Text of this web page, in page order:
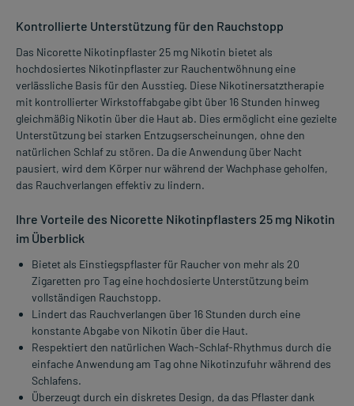
Kontrollierte Unterstützung für den Rauchstopp
Das Nicorette Nikotinpflaster 25 mg Nikotin bietet als
hochdosiertes Nikotinpflaster zur Rauchentwöhnung eine
verlässliche Basis für den Ausstieg. Diese Nikotinersatztherapie
mit kontrollierter Wirkstoffabgabe gibt über 16 Stunden hinweg
gleichmäßig Nikotin über die Haut ab. Dies ermöglicht eine gezielte
Unterstützung bei starken Entzugserscheinungen, ohne den
natürlichen Schlaf zu stören. Da die Anwendung über Nacht
pausiert, wird dem Körper nur während der Wachphase geholfen,
das Rauchverlangen effektiv zu lindern.
Ihre Vorteile des Nicorette Nikotinpflasters 25 mg Nikotin
im Überblick
Bietet als Einstiegspflaster für Raucher von mehr als 20
Zigaretten pro Tag eine hochdosierte Unterstützung beim
vollständigen Rauchstopp.
Lindert das Rauchverlangen über 16 Stunden durch eine
konstante Abgabe von Nikotin über die Haut.
Respektiert den natürlichen Wach-Schlaf-Rhythmus durch die
einfache Anwendung am Tag ohne Nikotinzufuhr während des
Schlafens.
Überzeugt durch ein diskretes Design, da das Pflaster dank